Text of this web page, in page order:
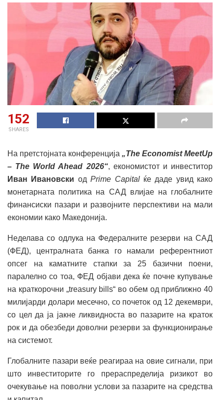
152
SHARES
На претстојната конференција „The Economist MeetUp
– The World Ahead 2026“, економистот и инвеститор
Иван Ивановски одPrime Capitalќе даде увид како
монетарната политика на САД влијае на глобалните
финансиски пазари и развојните перспективи на мали
економии како Македонија.
Неделава со одлука на Федералните резерви на САД
(ФЕД), централната банка го намали референтниот
опсег на каматните стапки за 25 базични поени,
паралелно со тоа, ФЕД објави дека ќе почне купување
на краткорочни „treasury bills“ во обем од приближно 40
милијарди долари месечно, со почеток од 12 декември,
со цел да ја јакне ликвидноста во пазарите на краток
рок и да обезбеди доволни резерви за функционирање
на системот.
Глобалните пазари веќе реагираа на овие сигнали, при
што инвеститорите го прераспределија ризикот во
очекување на поволни услови за пазарите на средства